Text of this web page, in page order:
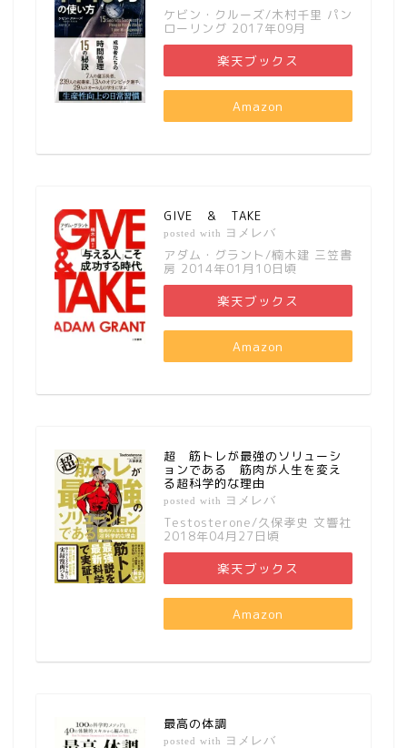
ケビン・クルーズ/木村千里 パン
ローリング 2017年09月
楽天ブックス
Amazon
GIVE ＆ TAKE
posted with ヨメレバ
アダム・グラント/楠木建 三笠書
房 2014年01月10日頃
楽天ブックス
Amazon
超 筋トレが最強のソリューシ
ョンである 筋肉が人生を変え
る超科学的な理由
posted with ヨメレバ
Testosterone/久保孝史 文響社
2018年04月27日頃
楽天ブックス
Amazon
最高の体調
posted with ヨメレバ